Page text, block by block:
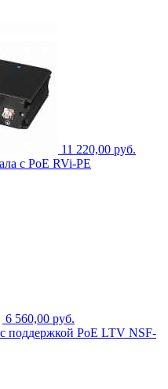
11 220,00 руб.
с PoE RVi-PE
6 560,00 руб.
поддержкой PoE LTV NSF-